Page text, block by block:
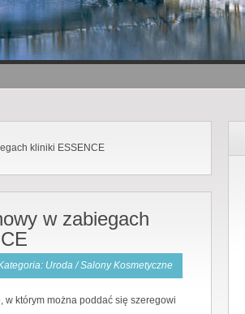
kliniki ESSENCE
w zabiegach
Uroda / Salony Kosmetyczne
w którym można poddać się szeregowi